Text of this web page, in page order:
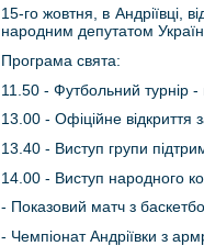
15-го жовтня, в Андріївці,
народним депутатом
Програма свята:
11.50 - Футбольний
13.00 - Офіційне відкриття
13.40 - Виступ групи
14.00 - Виступ народного
- Показовий матч з
- Чемпіонат Андріївки з